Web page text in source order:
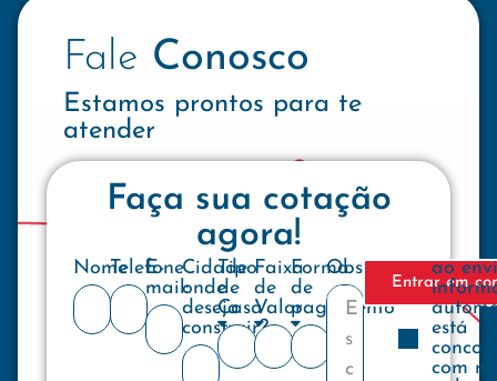
Fale Conosco
Estamos prontos para te
atender
Faça sua cotação
agora!
NomeTelefone
E-
mail:
Cidade
onde
deseja
construir?
Tipo
de
Casa
Faixa
de
Valor
Forma
de
pagamento
Observações
Entrar em
ao
está
com